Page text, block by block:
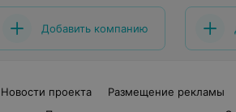
Добавить компанию
Новости проекта Размещение рекламы